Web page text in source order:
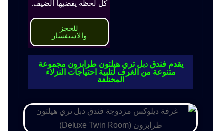
كل لحظة يقضيها الضيف.
للحجز
والاستفسار
يقدم فندق دبل تري هيلتون طرابزون مجموعة
متنوعة من الغرف لتلبية احتياجات النزلاء
المختلفة